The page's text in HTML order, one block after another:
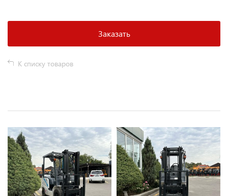
Заказать
К списку товаров